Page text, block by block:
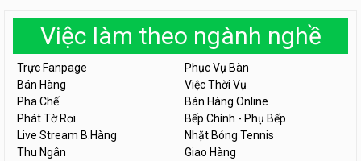
Việc làm theo ngành nghề
Trực Fanpage
Phục Vụ Bàn
Bán Hàng
Việc Thời Vụ
Pha Chế
Bán Hàng Online
Phát Tờ Rơi
Bếp Chính - Phụ Bếp
Live Stream B.Hàng
Nhặt Bóng Tennis
Thu Ngân
Giao Hàng